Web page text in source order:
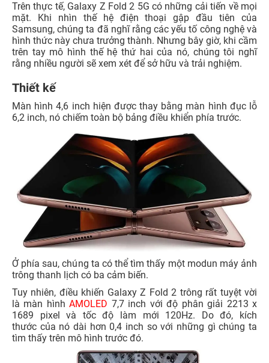
Trên thực tế, Galaxy Z Fold 2 5G có những cải tiến về mọi
mặt. Khi nhìn thế hệ điện thoại gập đầu tiên của
Samsung, chúng ta đã nghĩ rằng các yếu tố công nghệ và
hình thức này chưa trưởng thành. Nhưng bây giờ, khi cầm
trên tay mô hình thế hệ thứ hai của nó, chúng tôi nghĩ
rằng nhiều người sẽ xem xét để sở hữu và trải nghiệm.
Thiết kế
Màn hình 4,6 inch hiện được thay bằng màn hình đục lỗ
6,2 inch, nó chiếm toàn bộ bảng điều khiển phía trước.
Ở phía sau, chúng ta có thể tìm thấy một modun máy ảnh
trông thanh lịch có ba cảm biến.
Tuy nhiên, điều khiến Galaxy Z Fold 2 trông rất tuyệt vời
là màn hìnhAMOLED 7,7 inch với độ phân giải 2213 x
1689 pixel và tốc độ làm mới 120Hz. Do đó, kích
thước của nó dài hơn 0,4 inch so với những gì chúng ta
tìm thấy trên mô hình trước đó.